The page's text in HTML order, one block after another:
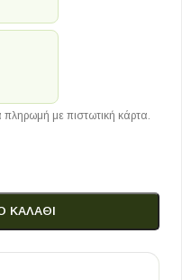
με πιστωτική κάρτα.
ΚΑΛΆΘΙ